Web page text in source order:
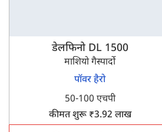
डेलफिनो DL 1500
माशियो गैस्पार्दो
पॉवर हैरो
50-100 एचपी
कीमत शुरू ₹3.92 लाख